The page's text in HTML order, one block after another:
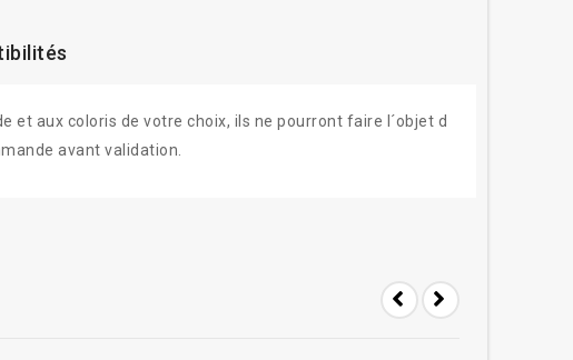
et aux coloris de votre choix, ils ne pourront faire l´objet d
avant validation.